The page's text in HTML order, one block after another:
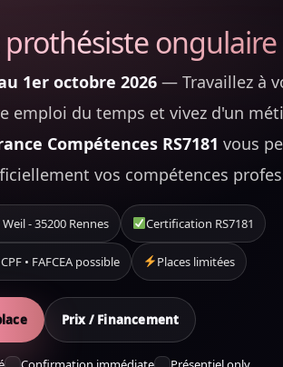
prothésiste
1er octobre 2026 — Travaillez à
emploi du temps et vivez d'un
Compétences RS7181 vous
vos compétences
- 35200 Rennes Certification RS7181
• FAFCEA possible Places limitées
Prix ​​/ Financement